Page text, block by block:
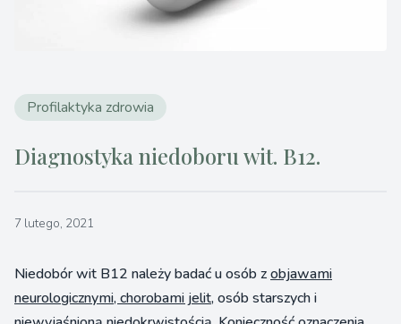
Profilaktyka zdrowia
Diagnostyka niedoboru wit. B12.
7 lutego, 2021
Niedobór wit B12 należy badać u osób zobjawami
neurologicznymi, chorobami jelit,osób starszych i